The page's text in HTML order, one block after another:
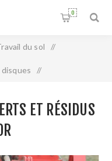
0
du sol /
/
ET RÉSIDUS